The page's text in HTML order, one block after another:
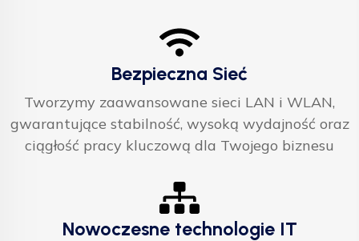
Bezpieczna Sieć
Tworzymy zaawansowane sieci LAN i WLAN,
gwarantujące stabilność, wysoką wydajność oraz
ciągłość pracy kluczową dla Twojego biznesu
Nowoczesne technologie IT